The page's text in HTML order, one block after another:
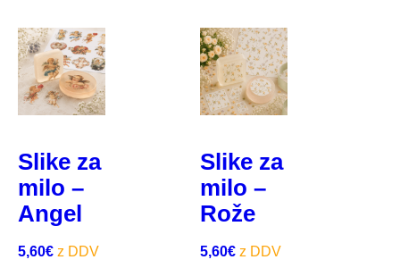
Slike za
milo –
Angel
5,60€
Slike za
milo –
Rože
5,60€